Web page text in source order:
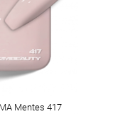
Mentes 417